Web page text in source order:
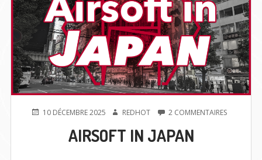
PUBLIÉ10 DÉCEMBRE 2025 AUTEUR
REDHOT 2 COMMENTAIRESSUR
AIRSOFT IN JAPAN